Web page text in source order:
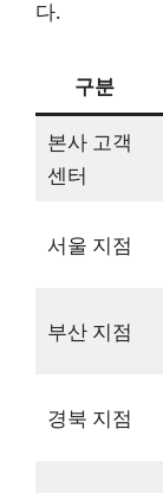
다.
구분
본사 고객
센터
서울 지점
부산 지점
경북 지점